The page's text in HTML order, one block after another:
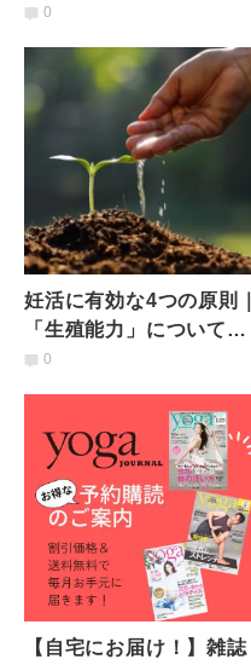
おきたいこと【不妊治療
0
妊活に有効な4つの原則｜
「生殖能力」についてア
ーユルヴェーダが教えて
0
【自宅にお届け！】雑誌